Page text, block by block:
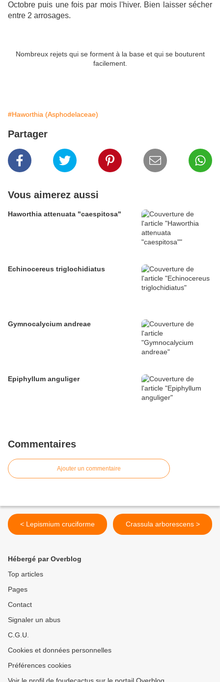
Octobre puis une fois par mois l'hiver. Bien laisser sécher
entre 2 arrosages.
Nombreux rejets qui se forment à la base et qui se bouturent
facilement.
#Haworthia (Asphodelaceae)
Partager
Vous aimerez aussi
Haworthia attenuata "caespitosa"
Echinocereus triglochidiatus
Gymnocalycium andreae
Epiphyllum anguliger
Commentaires
Ajouter un commentaire
< Lepismium cruciforme Crassula arborescens >
Hébergé par Overblog
Top articles
Pages
Contact
Signaler un abus
C.G.U.
Cookies et données personnelles
Préférences cookies